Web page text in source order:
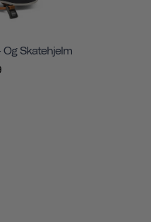
Og Skatehjelm